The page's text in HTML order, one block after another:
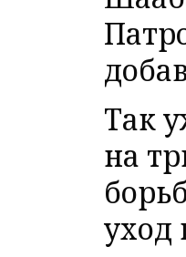
Так
на
уход